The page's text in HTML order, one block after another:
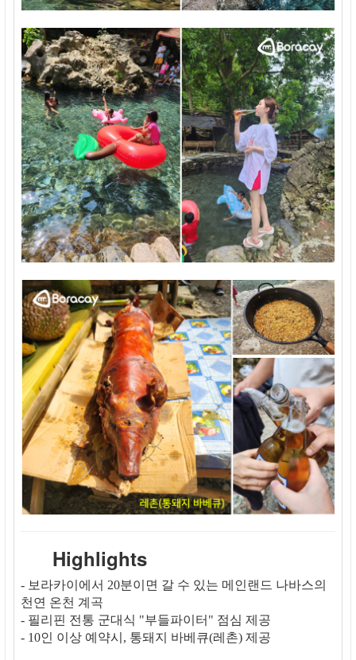
Highlights
- 보라카이에서 20분이면 갈 수 있는 메인랜드 나바스의
천연 온천 계곡
- 필리핀 전통 군대식 "부들파이터" 점심 제공
- 10인 이상 예약시, 통돼지 바베큐(레촌) 제공